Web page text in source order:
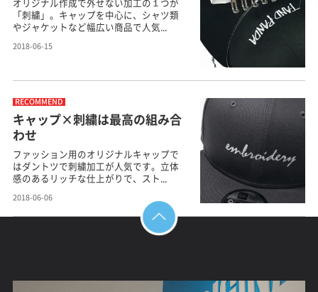
オリジナル作成で外せない加工の１つが
「刺繍」。キャップを中心に、シャツ類
やジャケットなど幅広い商品で人気...
2018-06-15
RECOMMEND
キャップ×刺繍は最高の組み合
わせ
ファッション用のオリジナルキャップで
はダントツで刺繍加工が人気です。立体
感のあるリッチな仕上がりで、スト...
2018-06-06